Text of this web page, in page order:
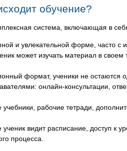
обучение?
система, включающая в
и увлекательной форме, часто с
может изучать материал в
формат, ученики не остаются
онлайн-консультации,
рабочие тетради,
видит расписание, доступ к
процесса.